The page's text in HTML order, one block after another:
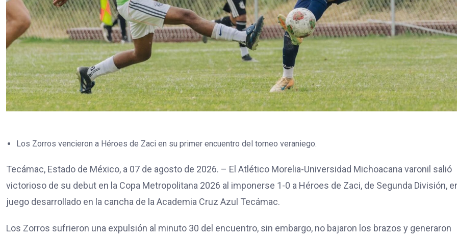
Los Zorros vencieron a Héroes de Zaci en su primer encuentro del torneo veraniego.
Tecámac, Estado de México, a 07 de agosto de 2026. – El Atlético Morelia-Universidad Michoacana varonil salió
victorioso de su debut en la Copa Metropolitana 2026 al imponerse 1-0 a Héroes de Zaci, de Segunda División,
juego desarrollado en la cancha de la Academia Cruz Azul Tecámac.
Los Zorros sufrieron una expulsión al minuto 30 del encuentro, sin embargo, no bajaron los brazos y generaron